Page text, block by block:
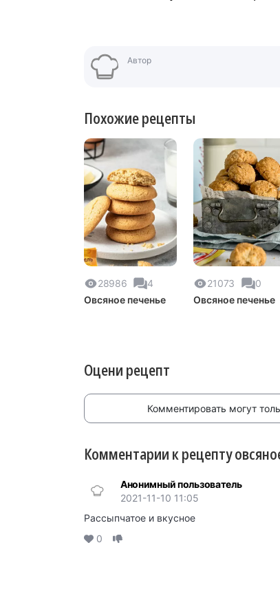
Автор
Похожие рецепты
28986
4
Овсяное печенье
21073
0
Овсяное печенье
Оцени рецепт
Комментировать могут
Комментарии к рецепту
Анонимный пользователь
2021-11-10 11:05
Рассыпчатое и вкусное
0